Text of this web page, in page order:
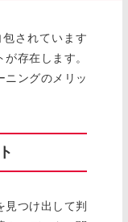
されています
存在します。
ニングのメリッ
見つけ出して判